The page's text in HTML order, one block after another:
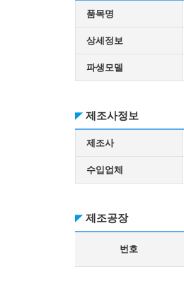
품목명
상세정보
파생모델
제조사정보
제조사
수입업체
제조공장
번호